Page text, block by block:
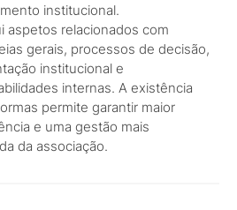
institucional.
aspetos relacionados com
gerais, processos de decisão,
institucional e
internas. A existência
permite garantir maior
e uma gestão mais
da associação.